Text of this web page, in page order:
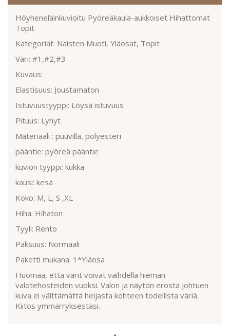
Höyheneläinkuvioitu Pyöreäkaula-aukkoiset Hihattomat
Topit
Kategoriat: Naisten Muoti, Yläosat, Topit
Väri: #1,#2,#3
Kuvaus:
Elastisuus: Joustamaton
Istuvuustyyppi: Löysä istuvuus
Pituus: Lyhyt
Materiaali : puuvilla, polyesteri
pääntie: pyöreä pääntie
kuvion tyyppi: kukka
kausi: kesä
Koko: M, L, S ,XL
Hiha: Hihaton
Tyyli: Rento
Paksuus: Normaali
Paketti mukana: 1*Yläosa
Huomaa, että värit voivat vaihdella hieman
valotehosteiden vuoksi. Valon ja näytön erosta johtuen
kuva ei välttämättä heijasta kohteen todellista väriä.
Kiitos ymmärryksestäsi.